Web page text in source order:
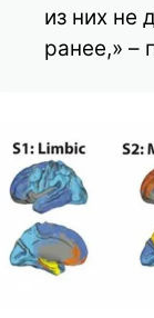
из них не
ранее,» –